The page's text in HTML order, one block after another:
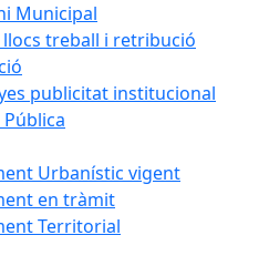
Municipal
llocs treball i retribució
publicitat institucional
Urbanístic vigent
en tràmit
Territorial